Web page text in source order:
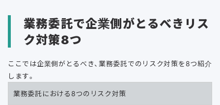
業務委託で企業側がとるべきリス
ク対策8つ
ここでは企業側がとるべき、業務委託でのリスク対策を8つ紹介
します。
業務委託における8つのリスク対策